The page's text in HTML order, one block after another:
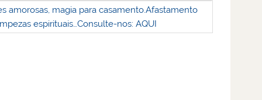
amorosas, magia para casamento.Afastamento
espirituais…Consulte-nos: AQUI